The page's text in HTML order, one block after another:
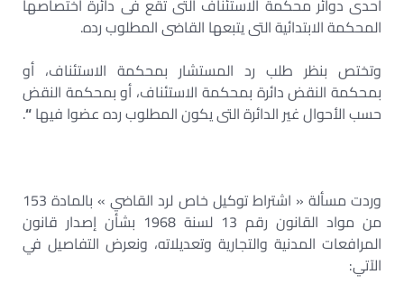
احدى دوائر محكمة الاستئناف التى تقع فى دائرة اختصاصها
المحكمة الابتدائية التى يتبعها القاضى المطلوب رده.
وتختص بنظر طلب رد المستشار بمحكمة الاستئناف، أو
بمحكمة النقض دائرة بمحكمة الاستئناف، أو بمحكمة النقض
حسب الأحوال غير الدائرة التى يكون المطلوب رده عضوا فيها“
.
وردت مسألة « اشتراط توكيل خاص لرد القاضي » بالمادة 153
من مواد القانون رقم 13 لسنة 1968 بشأن إصدار قانون
المرافعات المدنية والتجارية وتعديلاته، ونعرض التفاصيل في
الآتي: